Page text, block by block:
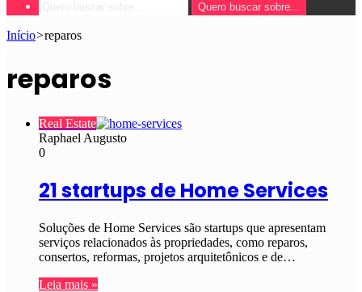
Quero buscar sobre...
Início>reparos
reparos
Real Estate
Raphael Augusto
0
21 startups de Home Services
Soluções de Home Services são startups que apresentam
serviços relacionados às propriedades, como reparos,
consertos, reformas, projetos arquitetônicos e de…
Leia mais »